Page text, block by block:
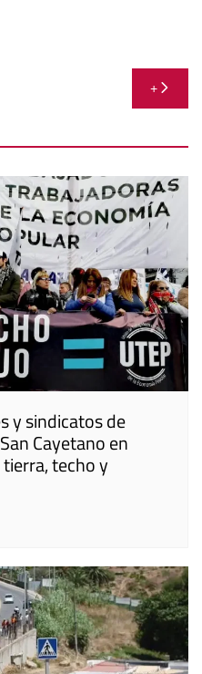
+
y sindicatos de
Cayetano en
techo y